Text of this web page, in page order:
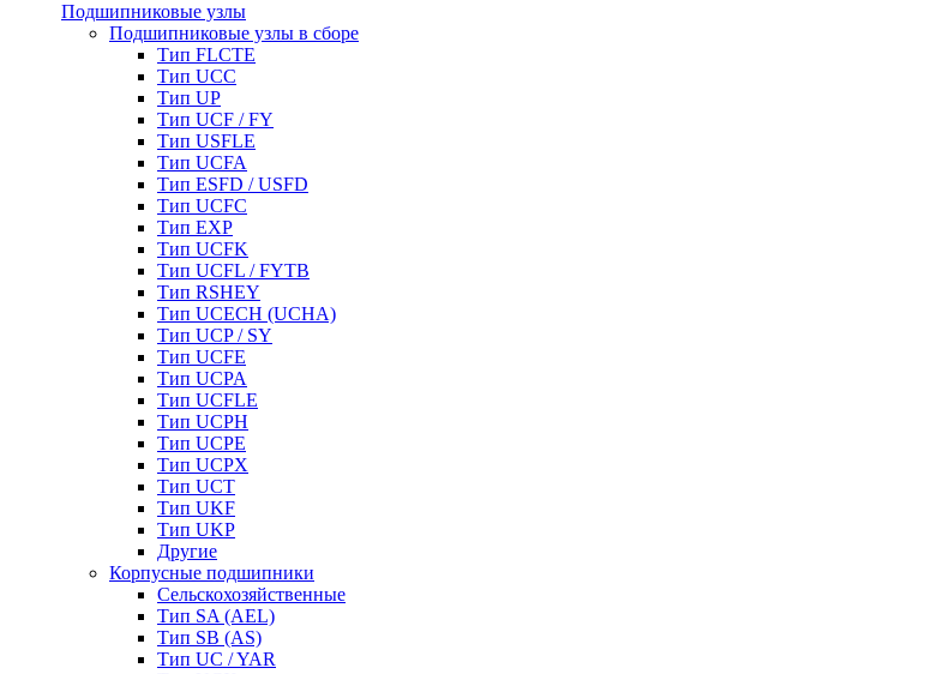
Подшипниковые узлы
Подшипниковые узлы в сборе
Тип FLCTE
Тип UCC
Тип UP
Тип UCF / FY
Тип USFLE
Тип UCFA
Тип ESFD / USFD
Тип UCFC
Тип EXP
Тип UCFK
Тип UCFL / FYTB
Тип RSHEY
Тип UCECH (UCHA)
Тип UCP / SY
Тип UCFE
Тип UCPA
Тип UCFLE
Тип UCPH
Тип UCPE
Тип UCPX
Тип UCT
Тип UKF
Тип UKP
Другие
Корпусные подшипники
Сельскохозяйственные
Тип SA (AEL)
Тип SB (AS)
Тип UC / YAR